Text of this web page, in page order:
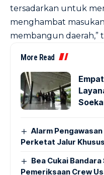
tersadarkan untuk
menghambat
membangun daerah,”
More Read
Alarm
Perketat Jalur
Bea Cukai
Pemeriksaan Crew